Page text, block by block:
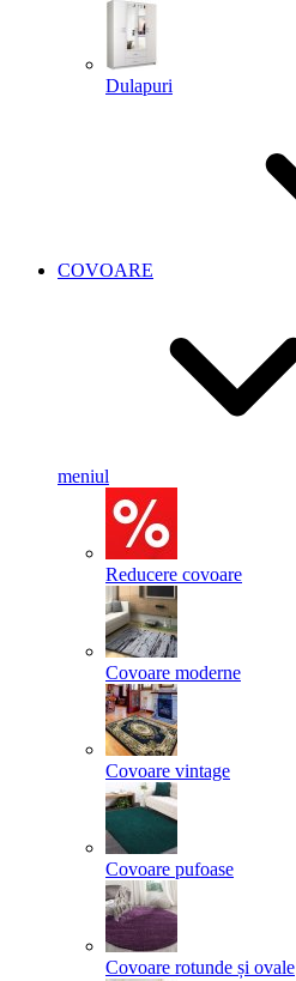
Dulapuri
COVOARE
meniul
Reducere covoare
Covoare moderne
Covoare vintage
Covoare pufoase
Covoare rotunde și ovale